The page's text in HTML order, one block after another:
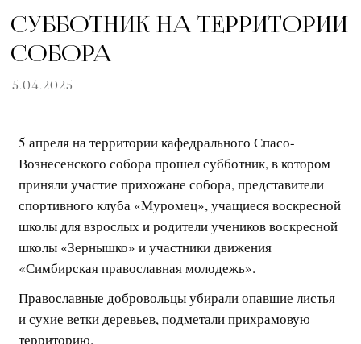
СУББОТНИК НА ТЕРРИТОРИИ
СОБОРА
5.04.2025
5 апреля на территории кафедрального Спасо-
Вознесенского собора прошел субботник, в котором
приняли участие прихожане собора, представители
спортивного клуба «Муромец», учащиеся воскресной
школы для взрослых и родители учеников воскресной
школы «Зернышко» и участники движения
«Симбирская православная молодежь».
Православные добровольцы убирали опавшие листья
и сухие ветки деревьев, подметали прихрамовую
территорию.